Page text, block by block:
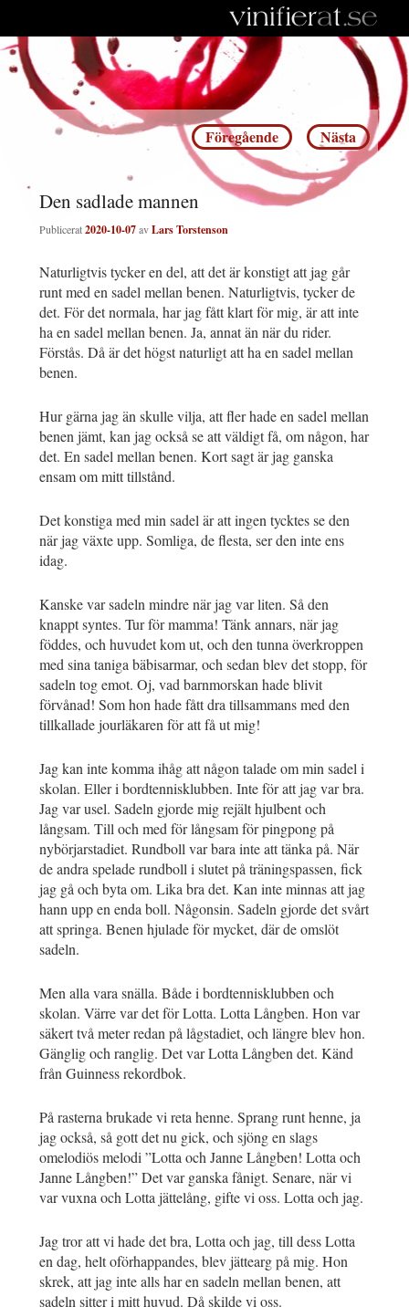
Inläggsnavigering
Föregående Nästa
Den sadlade mannen
Publicerat2020-10-07avLars Torstenson
Naturligtvis tycker en del, att det är konstigt att jag går
runt med en sadel mellan benen. Naturligtvis, tycker de
det. För det normala, har jag fått klart för mig, är att inte
ha en sadel mellan benen. Ja, annat än när du rider.
Förstås. Då är det högst naturligt att ha en sadel mellan
benen.
Hur gärna jag än skulle vilja, att fler hade en sadel mellan
benen jämt, kan jag också se att väldigt få, om någon, har
det. En sadel mellan benen. Kort sagt är jag ganska
ensam om mitt tillstånd.
Det konstiga med min sadel är att ingen tycktes se den
när jag växte upp. Somliga, de flesta, ser den inte ens
idag.
Kanske var sadeln mindre när jag var liten. Så den
knappt syntes. Tur för mamma! Tänk annars, när jag
föddes, och huvudet kom ut, och den tunna överkroppen
med sina taniga bäbisarmar, och sedan blev det stopp, för
sadeln tog emot. Oj, vad barnmorskan hade blivit
förvånad! Som hon hade fått dra tillsammans med den
tillkallade jourläkaren för att få ut mig!
Jag kan inte komma ihåg att någon talade om min sadel i
skolan. Eller i bordtennisklubben. Inte för att jag var bra.
Jag var usel. Sadeln gjorde mig rejält hjulbent och
långsam. Till och med för långsam för pingpong på
nybörjarstadiet. Rundboll var bara inte att tänka på. När
de andra spelade rundboll i slutet på träningspassen, fick
jag gå och byta om. Lika bra det. Kan inte minnas att jag
hann upp en enda boll. Någonsin. Sadeln gjorde det svårt
att springa. Benen hjulade för mycket, där de omslöt
sadeln.
Men alla vara snälla. Både i bordtennisklubben och
skolan. Värre var det för Lotta. Lotta Långben. Hon var
säkert två meter redan på lågstadiet, och längre blev hon.
Gänglig och ranglig. Det var Lotta Långben det. Känd
från Guinness rekordbok.
På rasterna brukade vi reta henne. Sprang runt henne, ja
jag också, så gott det nu gick, och sjöng en slags
omelodiös melodi ”Lotta och Janne Långben! Lotta och
Janne Långben!” Det var ganska fånigt. Senare, när vi
var vuxna och Lotta jättelång, gifte vi oss. Lotta och jag.
Jag tror att vi hade det bra, Lotta och jag, till dess Lotta
en dag, helt oförhappandes, blev jättearg på mig. Hon
skrek, att jag inte alls har en sadeln mellan benen, att
sadeln sitter i mitt huvud. Då skilde vi oss.